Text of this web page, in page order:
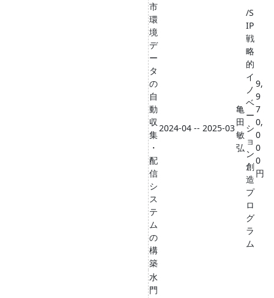
市
環
境
デ
ー
タ
の
自
動
収
集
・
配
信
シ
ス
テ
ム
の
構
築
2024-04 -- 2025-03
亀
田
敏
弘
/S
IP
戦
略
的
イ
ノ
ベ
ー
シ
ョ
ン
創
造
プ
ロ
グ
ラ
ム
9,
9
7
0,
0
0
0
円
水
門